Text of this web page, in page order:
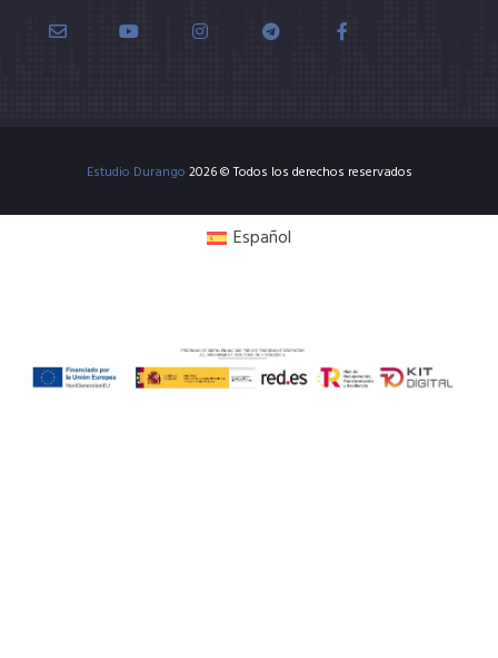
Estudio Durango 2026 © Todos los derechos reservados
Español